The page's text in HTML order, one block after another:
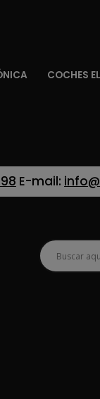
COCHES
E-mail: